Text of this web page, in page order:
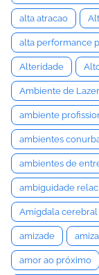
alta atracao
alta performance
Alteridade
Ambiente de
ambiente
ambientes
ambientes de
ambiguidade
Amígdala cerebral
amizade
amor ao próximo